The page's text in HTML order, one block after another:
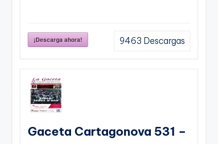
¡Descarga ahora! 9463 Descargas
Gaceta Cartagonova 531 –